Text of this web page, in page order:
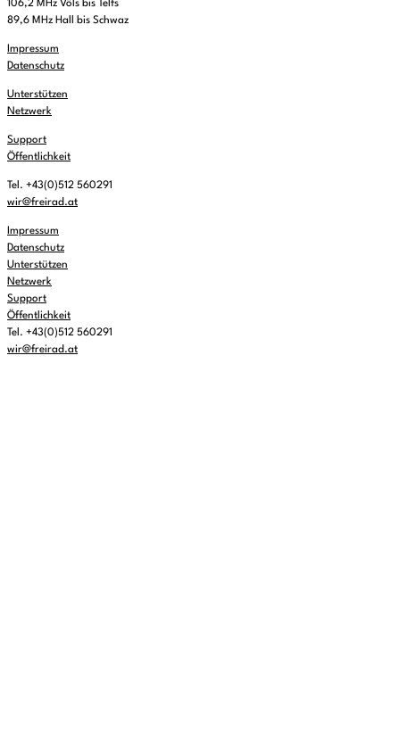
106,2 MHz Völs bis Telfs
89,6 MHz Hall bis Schwaz
Impressum
Datenschutz
Unterstützen
Netzwerk
Support
Öffentlichkeit
Tel. +43(0)512 560291
wir@freirad.at
Impressum
Datenschutz
Unterstützen
Netzwerk
Support
Öffentlichkeit
Tel. +43(0)512 560291
wir@freirad.at